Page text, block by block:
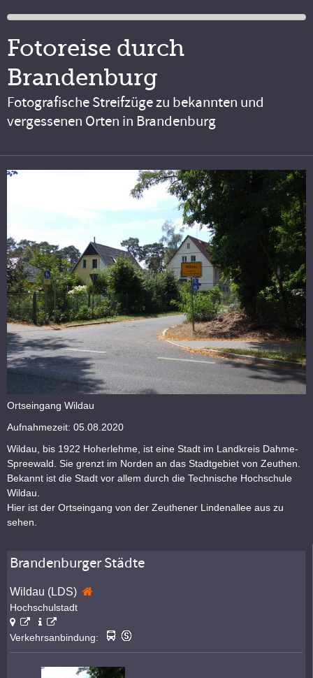
Fotoreise durch
Brandenburg
Fotografische Streifzüge zu bekannten und
vergessenen Orten in Brandenburg
Ortseingang Wildau
Aufnahmezeit: 05.08.2020
Wildau, bis 1922 Hoherlehme, ist eine Stadt im Landkreis Dahme-
Spreewald. Sie grenzt im Norden an das Stadtgebiet von Zeuthen.
Bekannt ist die Stadt vor allem durch die Technische Hochschule
Wildau.
Hier ist der Ortseingang von der Zeuthener Lindenallee aus zu
sehen.
Brandenburger Städte
Wildau (LDS)
Hochschulstadt
Verkehrsanbindung: